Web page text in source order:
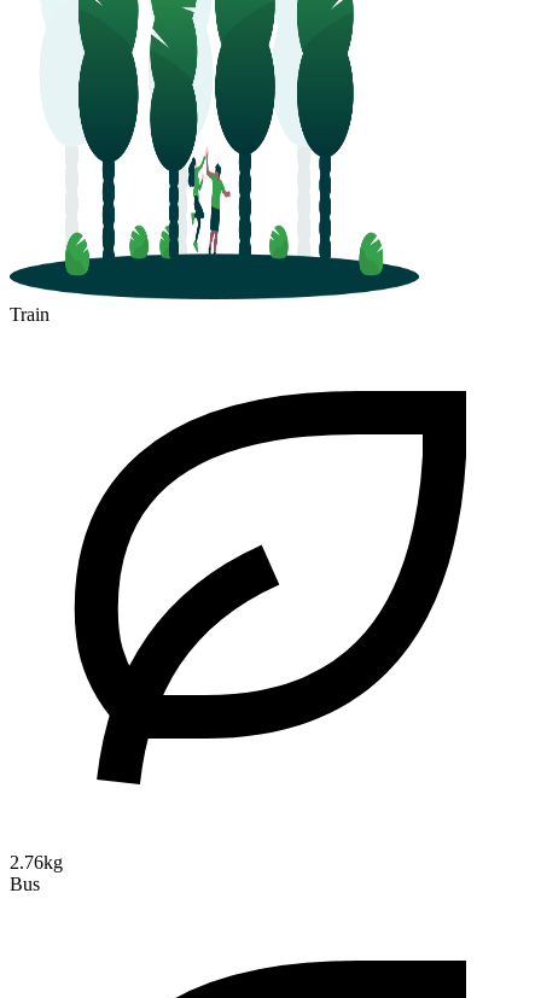
Train
2.76kg
Bus